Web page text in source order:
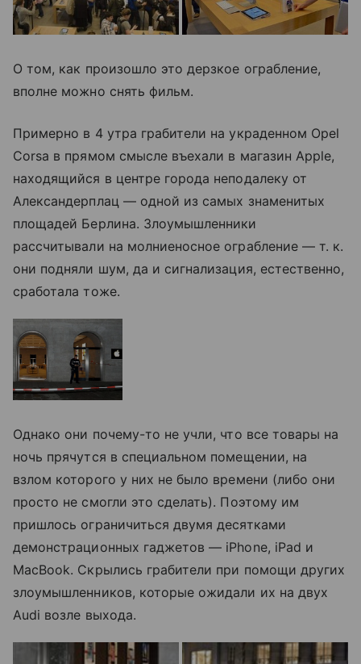
О том, как произошло это дерзкое ограбление,
вполне можно снять фильм.
Примерно в 4 утра грабители на украденном Opel
Corsa в прямом смысле въехали в магазин Apple,
находящийся в центре города неподалеку от
Александерплац — одной из самых знаменитых
площадей Берлина. Злоумышленники
рассчитывали на молниеносное ограбление — т. к.
они подняли шум, да и сигнализация, естественно,
сработала тоже.
Однако они почему-то не учли, что все товары на
ночь прячутся в специальном помещении, на
взлом которого у них не было времени (либо они
просто не смогли это сделать). Поэтому им
пришлось ограничиться двумя десятками
демонстрационных гаджетов — iPhone, iPad и
MacBook. Скрылись грабители при помощи других
злоумышленников, которые ожидали их на двух
Audi возле выхода.